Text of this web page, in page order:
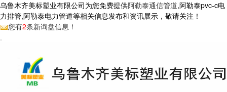
乌鲁木齐美标塑业有限公司为您免费提供阿勒泰通信管道,阿勒泰pvc-c电
力排管,阿勒泰电力管道等相关信息发布和资讯展示，敬请关注！
您有2条新询盘信息！